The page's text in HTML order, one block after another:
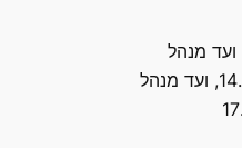
ועד מנהל
14.07.2020-27.06.2022, ועד מנהל